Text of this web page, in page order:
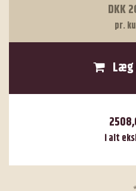
DKK
pr.
Læg
i alt